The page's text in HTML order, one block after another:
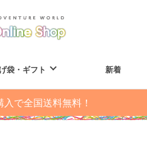
袋・ギフト 新着
で全国送料無料！